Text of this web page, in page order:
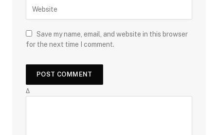
Save my name, email, and website in this browser
for the next time I comment.
Δ